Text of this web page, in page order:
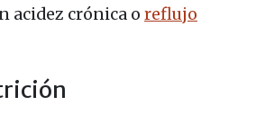
acidez crónica o reflujo